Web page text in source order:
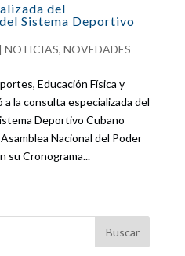
del
Sistema Deportivo
NOTICIAS, NOVEDADES
Educación Física y
la consulta especializada del
Deportivo Cubano
Nacional del Poder
su Cronograma...